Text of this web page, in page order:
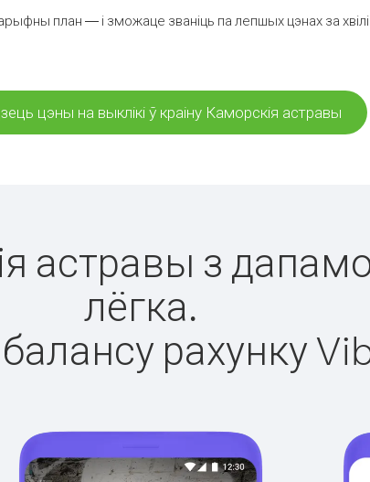
план — і зможаце званіць па лепшых цэнах за
цэны на выклікі ў краіну Каморскія астравы
астравы з
лёгка.
рахунку